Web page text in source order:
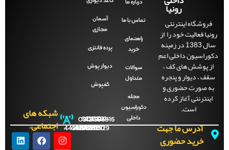
رونیا
فروشگاه اینترنتی
فعالیت خود را از
سال 1383 در زمینه
داخلی اعم
پوشش های کف ،
، دیوار و پنجره
صورت حضوری و
آغاز کرده
درباره ما
تماس با ما
راهنمای
دکوراسیون
آسمان
پرده فانتزی
دیوار پوش
کفپوش
آدرس ما جهت
خرید حضوری
09121996816
021-
44288929
021-
44288700
021-
44288701
021-
44288702
شبکه های
اجتماعی: